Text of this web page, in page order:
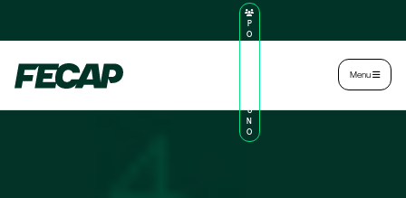
P
O
U
N
O
Menu